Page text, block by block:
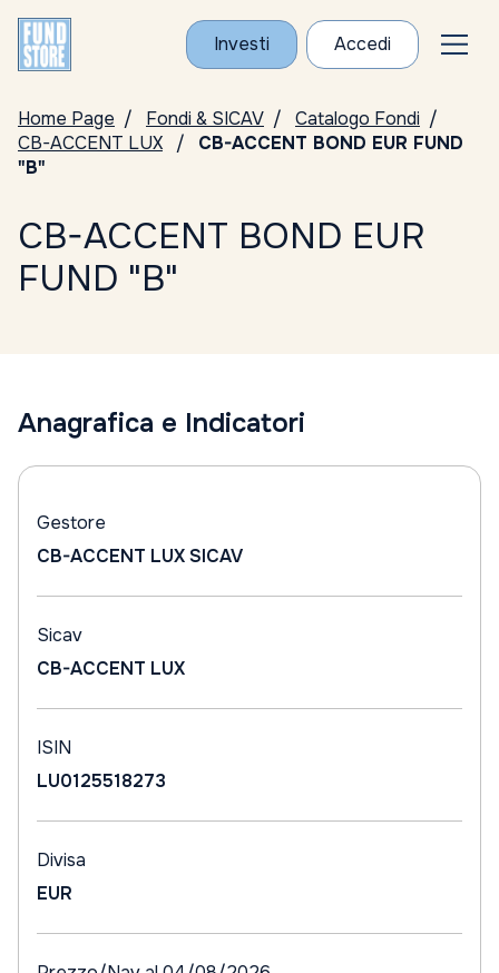
Investi Accedi
Home Page Fondi & SICAV
Catalogo Fondi
CB-ACCENT LUX
CB-ACCENT BOND EUR FUND
"B"
CB-ACCENT BOND EUR
FUND "B"
Anagrafica e Indicatori
Gestore
CB-ACCENT LUX SICAV
Sicav
CB-ACCENT LUX
ISIN
LU0125518273
Divisa
EUR